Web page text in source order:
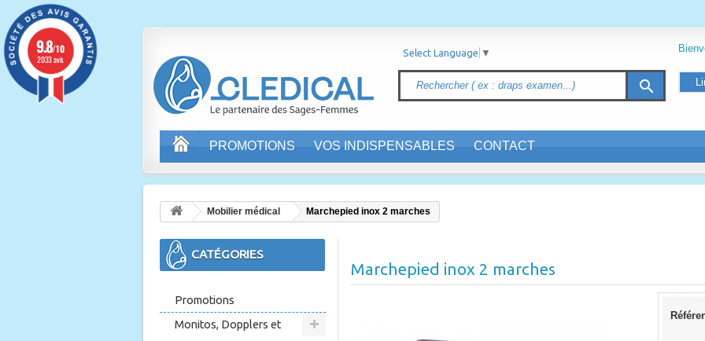
search
PROMOTIONS VOS INDISPENSABLES CONTACT
Select Language ▼
Mobilier médical Marchepied inox 2 marches
CATÉGORIES
Promotions
Monitos, Dopplers et
Marchepied inox 2 marches
9.8/10
2033 avis